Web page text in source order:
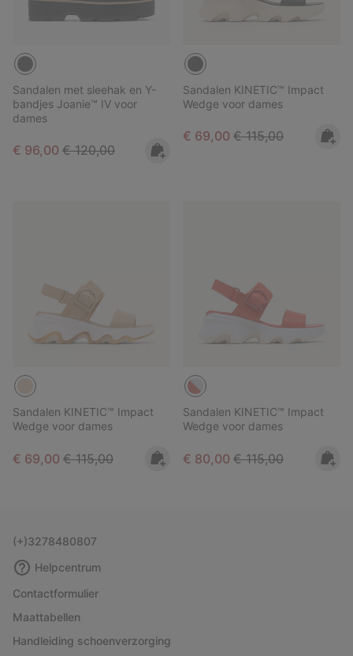
Sandalen met sleehak en Y-
bandjes Joanie™ IV voor
dames
Sale price:
€ 96,00 Regular price:
€ 120,00
Sandalen KINETIC™ Impact
Wedge voor dames
Sale price:
€ 69,00 Regular price:
€ 115,00
Sandalen KINETIC™ Impact
Wedge voor dames
Sale price:
€ 69,00 Regular price:
€ 115,00
Sandalen KINETIC™ Impact
Wedge voor dames
Sale price:
€ 80,00 Regular price:
€ 115,00
(+)3278480807
Helpcentrum
Contactformulier
Maattabellen
Handleiding schoenverzorging